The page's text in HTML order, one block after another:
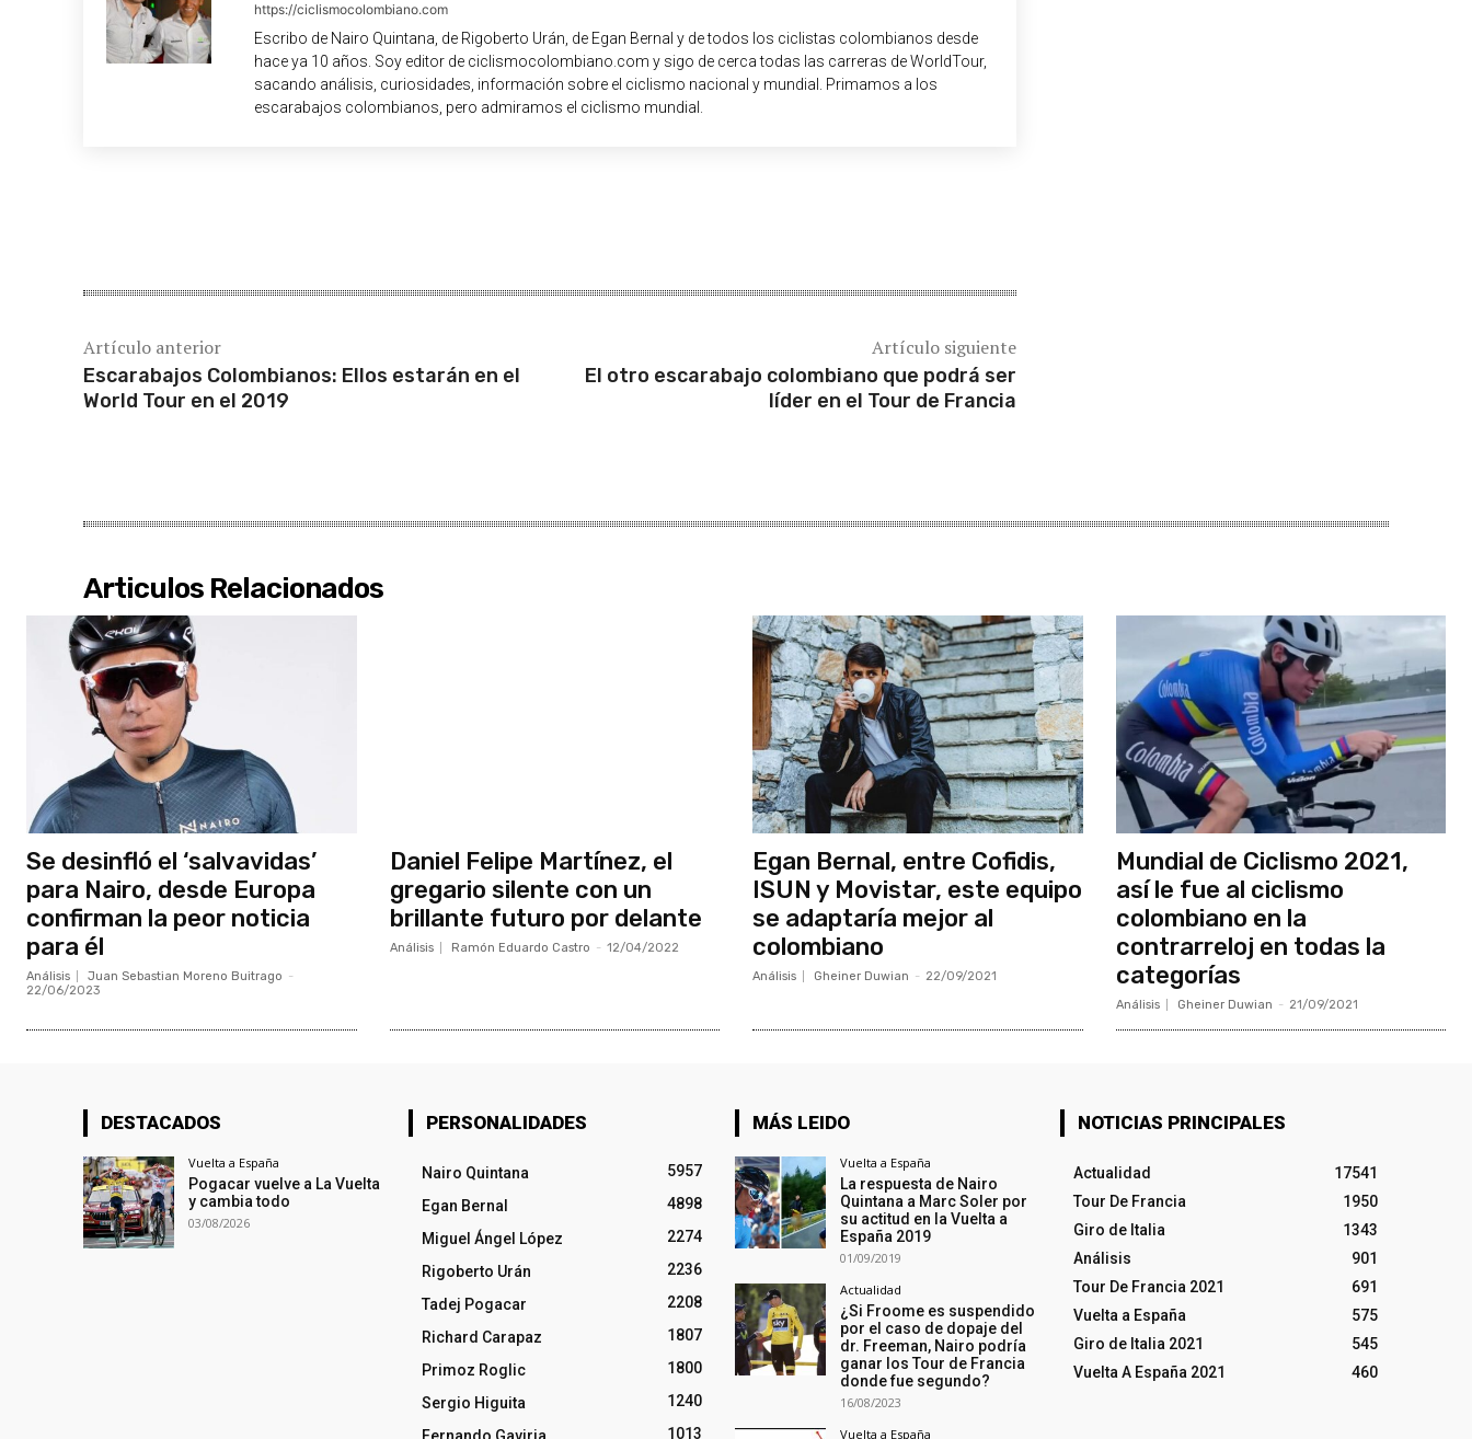
https://ciclismocolombiano.com
Escribo de Nairo Quintana, de Rigoberto Urán, de Egan Bernal y de todos los ciclistas colombianos desde
hace ya 10 años. Soy editor de ciclismocolombiano.com y sigo de cerca todas las carreras de WorldTour,
sacando análisis, curiosidades, información sobre el ciclismo nacional y mundial. Primamos a los
escarabajos colombianos, pero admiramos el ciclismo mundial.
Artículo anterior
Escarabajos Colombianos: Ellos estarán en el
World Tour en el 2019
Artículo siguiente
El otro escarabajo colombiano que podrá ser
líder en el Tour de Francia
Articulos Relacionados
Se desinfló el ‘salvavidas’
para Nairo, desde Europa
confirman la peor noticia
para él
Análisis Juan Sebastian Moreno Buitrago -
22/06/2023
Daniel Felipe Martínez, el
gregario silente con un
brillante futuro por delante
Análisis Ramón Eduardo Castro - 12/04/2022
Egan Bernal, entre Cofidis,
ISUN y Movistar, este equipo
se adaptaría mejor al
colombiano
Análisis Gheiner Duwian - 22/09/2021
Mundial de Ciclismo 2021,
así le fue al ciclismo
colombiano en la
contrarreloj en todas la
categorías
Análisis Gheiner Duwian - 21/09/2021
DESTACADOS
Vuelta a España
Pogacar vuelve a La Vuelta
y cambia todo
03/08/2026
PERSONALIDADES
Nairo Quintana
5957
Egan Bernal
4898
Miguel Ángel López
2274
Rigoberto Urán
2236
Tadej Pogacar
2208
Richard Carapaz
1807
Primoz Roglic
1800
Sergio Higuita
1240
1013
MÁS LEIDO
Vuelta a España
La respuesta de Nairo
Quintana a Marc Soler por
su actitud en la Vuelta a
España 2019
01/09/2019
Actualidad
¿Si Froome es suspendido
por el caso de dopaje del
dr. Freeman, Nairo podría
ganar los Tour de Francia
donde fue segundo?
16/08/2023
Vuelta a España
NOTICIAS PRINCIPALES
Actualidad
17541
Tour De Francia
1950
Giro de Italia
1343
Análisis
901
Tour De Francia 2021
691
Vuelta a España
575
Giro de Italia 2021
545
Vuelta A España 2021
460